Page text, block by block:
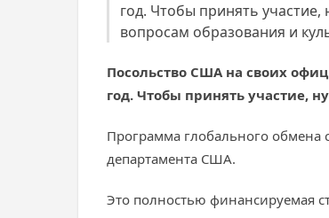
год. Чтобы принять
вопросам образования и
Посольство США на своих
год. Чтобы принять участие,
Программа глобального обмена
департамента США.
Это полностью финансируемая